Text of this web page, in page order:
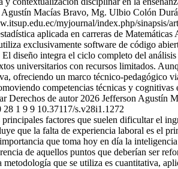
Agustín Macías Bravo, Mg. Ulbio Colón
myjournal/index.php/sinapsis/
aplicada en carreras de Matemáticas
exclusivamente software de código
diseño integra el ciclo completo del análisis
universitarios con recursos limitados.
ofreciendo un marco técnico-pedagógico
competencias técnicas y cognitivas
Derechos de autor 2026 Jefferson Agustín
28 1 9 9 10.37117/s.v28i1.1272
factores que suelen dificultar el
que la falta de experiencia laboral es el
que toma hoy en día la
de aquellos puntos que deberían ser
que se utiliza es cuantitativa,